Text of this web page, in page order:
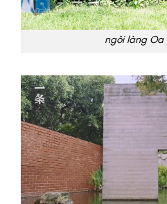
ngôi làng Oa